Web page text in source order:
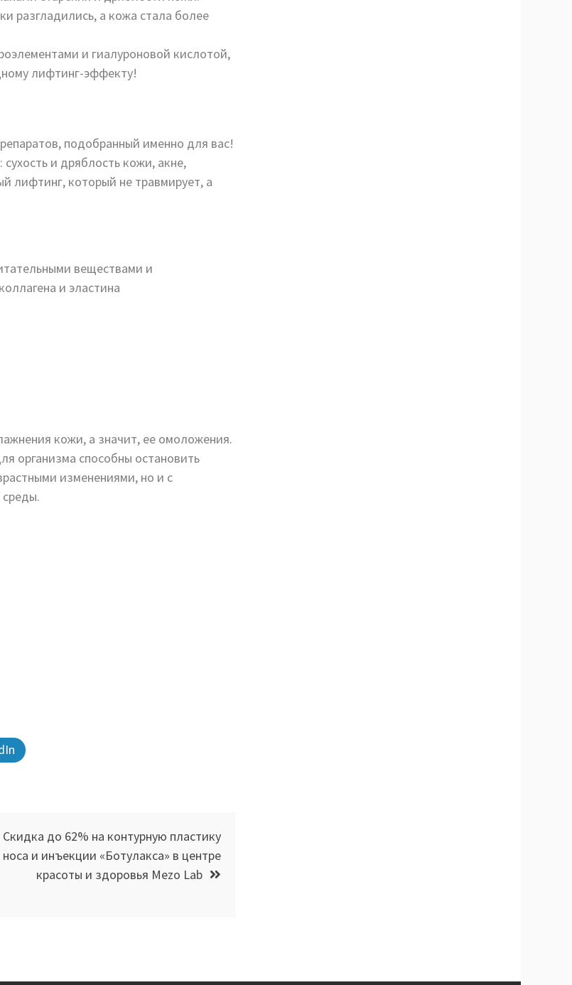
разгладились, а кожа стала более
и гиалуроновой кислотой,
лифтинг-эффекту!
подобранный именно для вас!
и дряблость кожи, акне,
лифтинг, который не травмирует, а
веществами и
и эластина
кожи, а значит, ее омоложения.
организма способны остановить
изменениями, но и с
Скидка до 62% на контурную пластику
носа и инъекции «Ботулакса» в центре
красоты и здоровья Mezo Lab